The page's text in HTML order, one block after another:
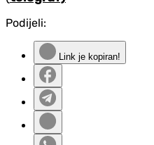
Podijeli:
Link je kopiran!